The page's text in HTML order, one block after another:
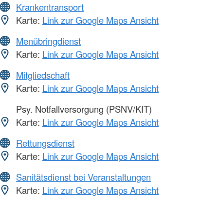
Krankentransport
Karte: Link zur Google Maps Ansicht
Menübringdienst
Karte: Link zur Google Maps Ansicht
Mitgliedschaft
Karte: Link zur Google Maps Ansicht
Psy. Notfallversorgung (PSNV/KIT)
Karte: Link zur Google Maps Ansicht
Rettungsdienst
Karte: Link zur Google Maps Ansicht
Sanitätsdienst bei Veranstaltungen
Karte: Link zur Google Maps Ansicht